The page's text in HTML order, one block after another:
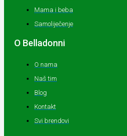
Mama i beba
Samoliječenje
O Belladonni
O nama
Naš tim
Blog
Kontakt
Svi brendovi